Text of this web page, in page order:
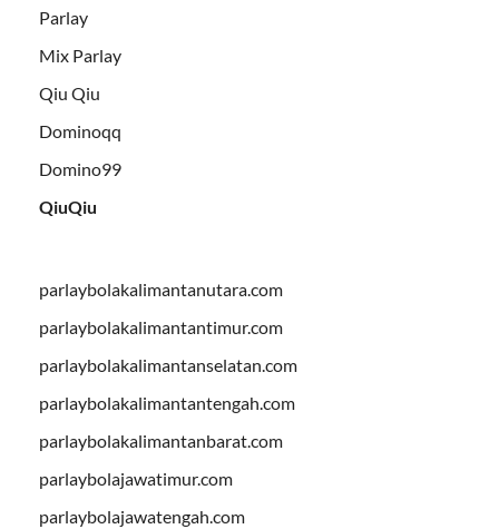
Parlay
Mix Parlay
Qiu Qiu
Dominoqq
Domino99
QiuQiu
parlaybolakalimantanutara.com
parlaybolakalimantantimur.com
parlaybolakalimantanselatan.com
parlaybolakalimantantengah.com
parlaybolakalimantanbarat.com
parlaybolajawatimur.com
parlaybolajawatengah.com